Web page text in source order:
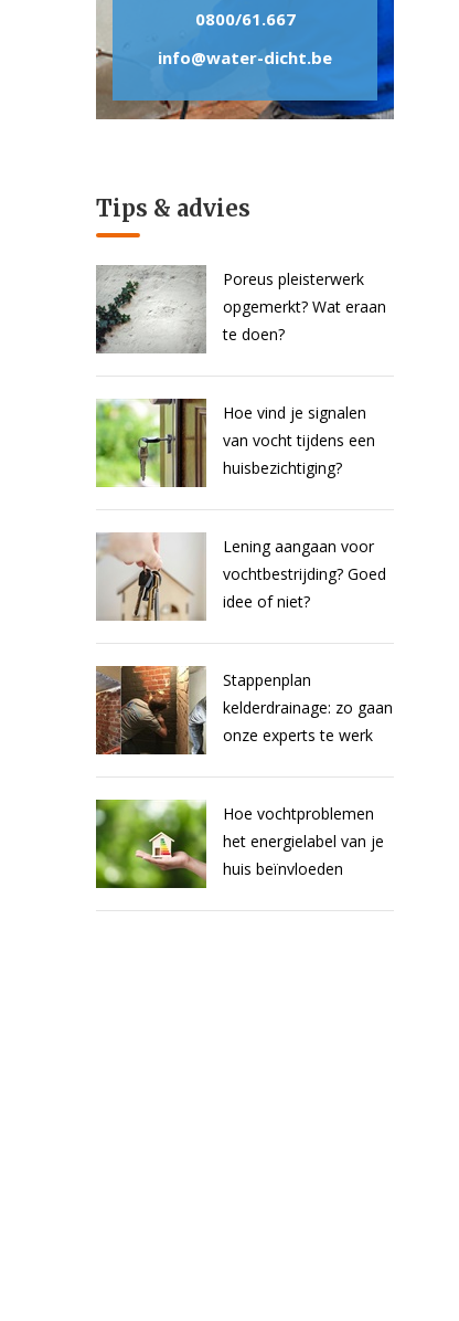
0800/61.667
info@water-dicht.be
Tips & advies
Poreus pleisterwerk
opgemerkt? Wat eraan
te doen?
Hoe vind je signalen
van vocht tijdens een
huisbezichtiging?
Lening aangaan voor
vochtbestrijding? Goed
idee of niet?
Stappenplan
kelderdrainage: zo gaan
onze experts te werk
Hoe vochtproblemen
het energielabel van je
huis beïnvloeden